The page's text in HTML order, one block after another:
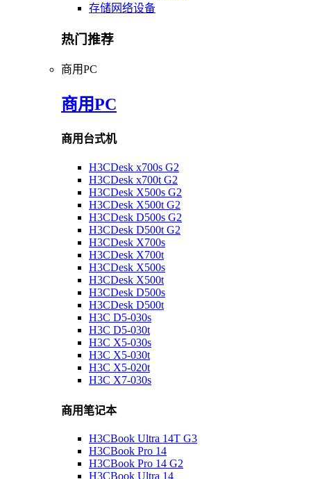
存储网络设备
热门推荐
商用PC
商用PC
商用台式机
H3CDesk x700s G2
H3CDesk x700t G2
H3CDesk X500s G2
H3CDesk X500t G2
H3CDesk D500s G2
H3CDesk D500t G2
H3CDesk X700s
H3CDesk X700t
H3CDesk X500s
H3CDesk X500t
H3CDesk D500s
H3CDesk D500t
H3C D5-030s
H3C D5-030t
H3C X5-030s
H3C X5-030t
H3C X5-020t
H3C X7-030s
商用笔记本
H3CBook Ultra 14T G3
H3CBook Pro 14
H3CBook Pro 14 G2
H3CBook Ultra 14